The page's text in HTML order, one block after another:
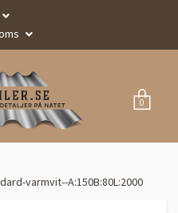
0
varmvit--A:150B:80L:2000